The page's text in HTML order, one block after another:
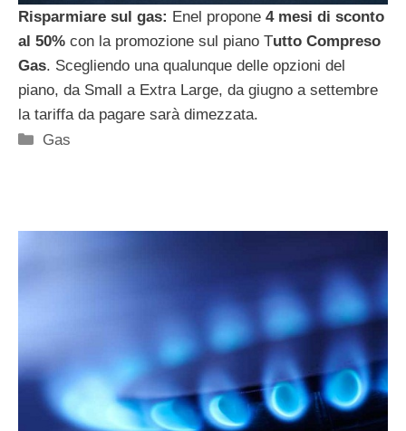
Risparmiare sul gas: Enel propone 4 mesi di sconto
al 50% con la promozione sul piano Tutto Compreso
Gas. Scegliendo una qualunque delle opzioni del
piano, da Small a Extra Large, da giugno a settembre
la tariffa da pagare sarà dimezzata.
Categorie
Gas